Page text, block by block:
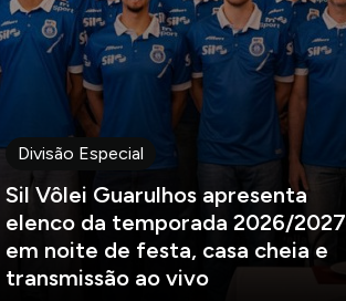
Divisão Especial
Sil Vôlei Guarulhos apresenta
elenco da temporada 2026/2027
em noite de festa, casa cheia e
transmissão ao vivo